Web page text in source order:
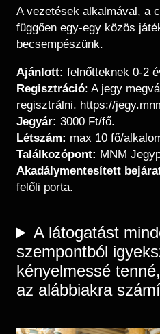
A vezetések alkalmával, a
függően egy-egy közös
becsempészünk.
Ajánlott: felnőtteknek 0-2
Regisztráció: A jegy
regisztrálni. https://
Jegyár: 3000 Ft/fő.
Létszám: max 10 fő/
Találkozópont: MNM
Akadálymentesített
felőli porta.
A látogatást
szempontból
kényelmessé
az alábbiakra